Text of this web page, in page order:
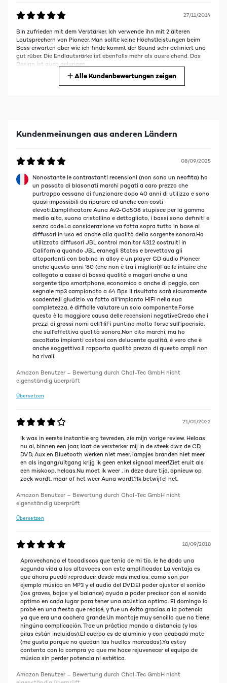
27/11/2014
Bin zufrieden mit dem Verstärker. Ich verwende ihn mit 2 älteren
Lautsprechern von Pioneer. Man sollte keine Höchstleistungen beim
Bass erwarten aber wie ich finde kommt der Sound sehr definiert und
gut rüber. Die Endlautsrärke ist ebenfalls mehr als ausreichend. Das
Design ist auch gelungen.
verwundert über sein doch eher sehr geringes Gewicht. Die
schön anzusehen. Ich stellte also kurzerhand das Gerät auf, schloss zu
Testzwecken ein paar Lautsprecher an und diverse Audioquellen und
fuhr die Lautstärke hoch. Trotz erster Zweifel bezüglich Gewicht und
der doch eher gering erscheinenden Ausgangsleistung, war ich dann
doch sehr erstaunt. Die Auna AV2-CD508 treibt meine Lautsprecher
hervorragend und verzerrungsfrei an. Lautstärke und Klangbild sind
einfach spitze und man glaubt kaum, dass man hierfür mit einem so
geringen Budget ausgekommen ist. Der Auna-Verstärker verspricht
eigentlich nichts, was er nicht auch halten kann und ist nach meinem
Empfinden ein echter Preis-Leistungs-Sieger.
23/09/2014
Ich suchte einen Verstärker fürs Arbeitszimmer und sah dieses Modell.
Für den Preis konnte ich nicht wiederstehen. Bestellt, geliefert (nach
Frankreich), angeschlossen und gestaunt.
Schön schlicht und modern in der Anmutung, wertig in der Ausführung.
Die Leistung ist ebenfalls untadelig, so das ich von diesem Verstäker
mehr als positiv überrascht bin.
Kann ich mit gutem Gewissen empfehlen.
Da die Erwartungen an einen Verstärker stark variieren, gleich
und ein iPhone. Ich bin für Unterschiede in der Klangqualität durchaus
empfänglich, aber in dieser Hinsicht kein Experte, der noch die
allerkleinsten Differenzen wahrnimmt. Nachdem mein alter Verstärker
langsam aber sicher den Geist aufgegeben hat, habe ich mich nach
einem Modell umgesehen, das ohne Features auskommt, die ich eh
nicht brauche, ordentliche Soundqualität liefert, mit meinen alten
Pioneer-Boxen werden kann und möglichst preiswert ist. Dia AV2 wird
diesen Anforderungen in jeder Hinsicht gerecht. Der Sound ist für
meine Begriffe super, der Preis – wenn ich richtig sehe – unschlagbar.
Kurz: Ich bin vollkommen zufrieden. Wer einen Verstärker für ähnliche
Zwecke sucht, kann hier sicher bedenkenlos zuschlagen.
ihn seit drei Wochen und bin zufrieden mit dem Teil. Es macht was es
soll, hat einen guten sauberen Klang, satten Bass und rauscht nicht
wie manche Geräte wenn man am Regler dreht. Einziges Manco was
ich zu bemängeln habe, sind sehr hellen LED’s.
25/04/2014
Alles in allem ist der Vollverstärker in seiner Preisklasse eine klare
Kaufempfehlung. Optisch hat das Gerät ein ansprechendes Design
und die Leistung ist für kleine Anlagen mehr als ausreichend. Habe
genügend Sound ab. Der Verstärker ist meiner Meinung nach sein Geld
wert. Kein HighEnd aber völlig aussreichend für meine Gebrauch!
Alle Kundenbewertungen zeigen
Kundenmeinungen aus anderen Ländern
08/09/2025
Nonostante le contrastanti recensioni (non sono un neofita) ho
un passato di blasonati marchi pagati a caro prezzo che
purtroppo cessano di funzionare dopo 40 anni di utilizzo e sono
quasi impossibili da riparare ed anche con costi
elevati.L'amplificatore Auna Av2-Cd508 stupisce per la gamma
medio alta, suono cristallino e dettagliato, i bassi sono definiti e
senza code.La considerazione va fatta sopra tutto in base ai
diffusori in uso ed anche alla qualità della sorgente sonora.Ho
utilizzato diffusori JBL control monitor 4312 costruiti in
California quando JBL eranegli States e brevettava gli
altoparlanti con bobina in alloy e un player CD audio Pioneer
anche questo anni '80 (che non è tra i migliori)Facile intuire che
collegato a casse di bassa qualità e magari anche a una
sorgente tipo smartphone, economico o anche di peggio, con
segnale mp3 campionato a 64 Bps il risultato sarà sicuramente
scadente.Il giudizio va fatto all'impianto HiFi nella sua
completezza, è difficile valutare un solo componente.Forse
questo è la maggiore causa delle recensioni negativeCredo che i
prezzi di grossi nomi dell'HiFi puntino molto forse sull'ipocrisia,
che sull'effettiva qualità sonora.Non cito marchi, ma ho
ascoltato impianti costosi con deludente qualità, è vero che è
anche soggettivo.Il rapporto qualità prezzo di questo ampli non
ha rivali.
Amazon Benutzer – Bewertung durch Chal-Tec GmbH nicht
eigenständig überprüft
Übersetzen
21/01/2022
Ik was in eerste instantie erg tevreden, zie mijn vorige review. Helaas
nu al, binnen een jaar, laat de versterker mij in de steek d.w.z de CD,
DVD, Aux en Bluetooth werken niet meer, lampjes branden niet meer
en als ingang/uitgang krijg ik geen enkel signaal meer!Ziet eruit als
een miskoop, helaas.Nu moet ik weer , in deze dure tijd, opnieuw op
zoek wordt, maar of het weer Auna wordt?Ik betwijfel het.
Amazon Benutzer – Bewertung durch Chal-Tec GmbH nicht
eigenständig überprüft
Übersetzen
18/09/2018
Aprovechando el tocadiscos que tenia de mi tío, le he dado una
segunda vida a los altavoces con este amplificador. La ventaja es
que ahora puedo reproducir desde mas medios, como son por
ejemplo música en MP3 y el audio del DVD.El poder ajustar el sonido
(los graves, bajos y el balance) ayuda a poder precisar con el sonido
optimo en cada lugar para tener una acústica optima. El domingo lo
probé en una fiesta que realcé, y fue un éxito gracias a la potencia
ya que era una cochera grande.Un montaje muy sencillo que no tiene
ningúna complicación. Trae un práctico mando a distancia (y las
pilas están incluidas).El cuerpo es de aluminio y con acabado mate
(me gusta porque no quedan las huellas marcadas).Ya estoy
contenta con la compra ya que me hace rejuvenecer el equipo de
música sin perder potencia ni estética.
Amazon Benutzer – Bewertung durch Chal-Tec GmbH nicht